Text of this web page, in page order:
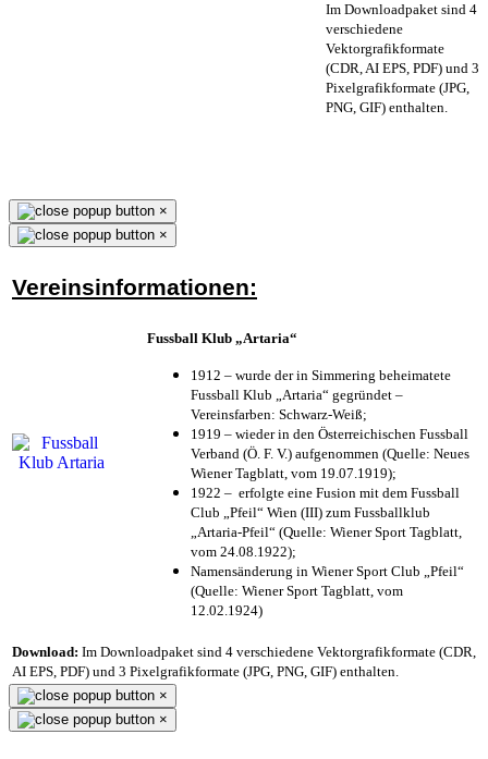
Im Downloadpaket sind 4
verschiedene
Vektorgrafikformate
(CDR, AI EPS, PDF) und 3
Pixelgrafikformate (JPG,
PNG, GIF) enthalten.
×
×
Vereinsinformationen:
Fussball Klub „Artaria“
1912 – wurde der in Simmering beheimatete
Fussball Klub „Artaria“ gegründet –
Vereinsfarben: Schwarz-Weiß;
1919 – wieder in den Österreichischen Fussball
Verband (Ö. F. V.) aufgenommen (Quelle: Neues
Wiener Tagblatt, vom 19.07.1919);
1922 – erfolgte eine Fusion mit dem Fussball
Club „Pfeil“ Wien (III) zum Fussballklub
„Artaria-Pfeil“ (Quelle: Wiener Sport Tagblatt,
vom 24.08.1922);
Namensänderung in Wiener Sport Club „Pfeil“
(Quelle: Wiener Sport Tagblatt, vom
12.02.1924)
Download: Im Downloadpaket sind 4 verschiedene Vektorgrafikformate (CDR,
AI EPS, PDF) und 3 Pixelgrafikformate (JPG, PNG, GIF) enthalten.
×
×